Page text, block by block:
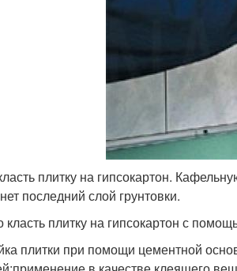
плитку на гипсокартон.
последний слой грунтовки.
плитку на гипсокартон с
плитки при помощи цементной